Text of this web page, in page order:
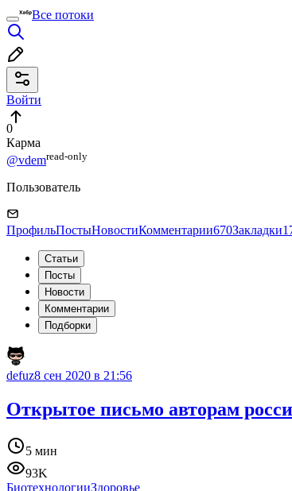
Все потоки
Войти
0
Карма
@vdemread⁠-⁠only
Пользователь
ПрофильПостыНовостиКомментарии670Закладки
Статьи
Посты
Новости
Комментарии
Подборки
defuz8 сен 2020 в 21:56
Открытое письмо авторам
5 мин
93K
БиотехнологииЗдоровье